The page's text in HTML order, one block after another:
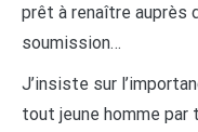
prêt à renaître auprès
soumission…
J’insiste sur
tout jeune homme par